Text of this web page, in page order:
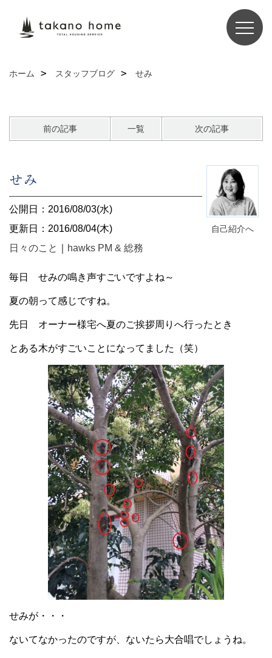
ホーム スタッフブログ せみ
前の記事 一覧 次の記事
自己紹介へ
せみ
公開日：2016/08/03(水)
更新日：2016/08/04(木)
日々のこと
hawks PM & 総務
毎日 せみの鳴き声すごいですよね～
夏の朝って感じですね。
先日 オーナー様宅へ夏のご挨拶周りへ行ったとき
とある木がすごいことになってました（笑）
せみが・・・
ないてなかったのですが、ないたら大合唱でしょうね。